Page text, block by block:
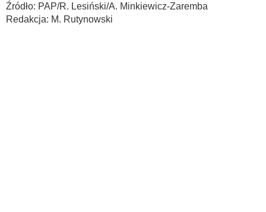
Źródło: PAP/R. Lesiński/A. Minkiewicz-Zaremba
Redakcja: M. Rutynowski